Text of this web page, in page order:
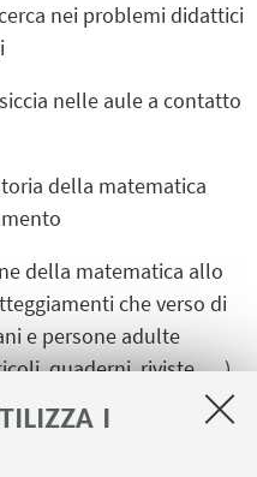
I
nei problemi didattici
nelle aule a contatto
della matematica
della matematica allo
che verso di
e persone adulte
quaderni, riviste, …)
a convegni, seminari e
facendo in